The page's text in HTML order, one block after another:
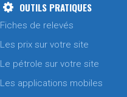
OUTILS PRATIQUES
Fiches de relevés
Les prix sur votre site
Le pétrole sur votre site
Les applications mobiles